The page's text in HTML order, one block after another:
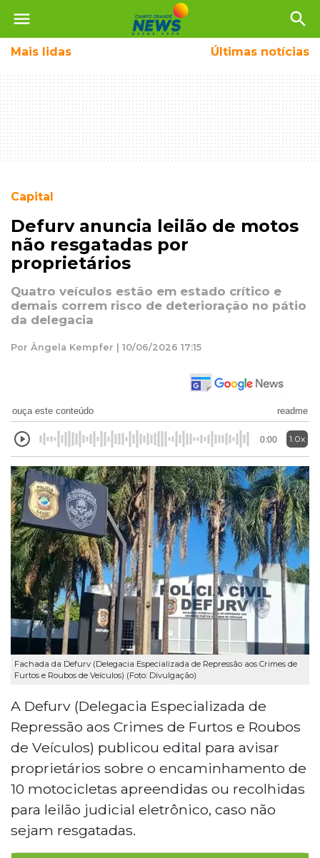
menu search
Mais lidas Últimas notícias
Capital
Defurv anuncia leilão de motos
não resgatadas por
proprietários
Quatro veículos estão em estado crítico e
demais correm risco de deterioração no pátio
da delegacia
Por Ângela Kempfer | 10/06/2026 17:15
ouça este conteúdo readme
0:00 1.0x
Fachada da Defurv (Delegacia Especializada de Repressão aos Crimes de
Furtos e Roubos de Veículos) (Foto: Divulgação)
A Defurv (Delegacia Especializada de
Repressão aos Crimes de Furtos e Roubos
de Veículos) publicou edital para avisar
proprietários sobre o encaminhamento de
10 motocicletas apreendidas ou recolhidas
para leilão judicial eletrônico, caso não
sejam resgatadas.